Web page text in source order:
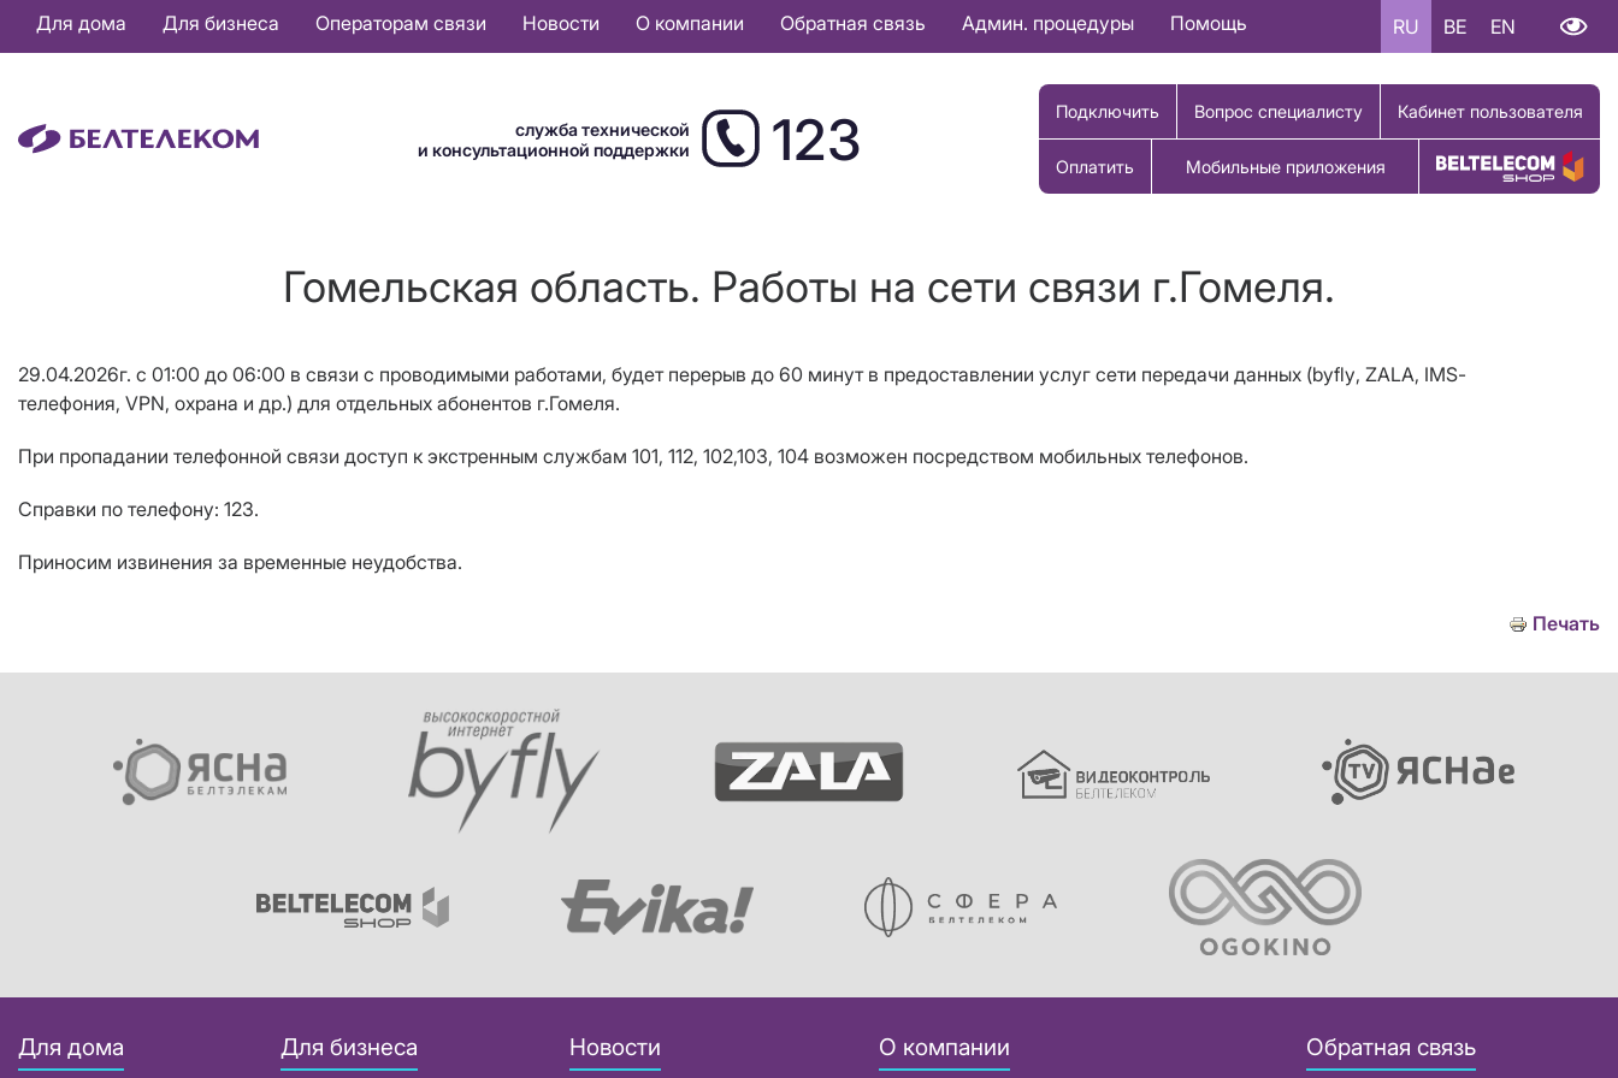
Основная
навигация
Для дома Для бизнеса Операторам связи Новости О компании Обратная связь Админ. процедуры Помощь RU BE EN
служба технической
и консультационной поддержки
123 Подключить Вопрос специалисту Кабинет пользователя
Оплатить Мобильные приложения Купить товар
Гомельская область. Работы на сети связи г.Гомеля.
29.04.2026г. с 01:00 до 06:00 в связи с проводимыми работами, будет перерыв до 60 минут в предоставлении услуг сети передачи данных (byfly, ZALA, IMS-
телефония, VPN, охрана и др.) для отдельных абонентов г.Гомеля.
При пропадании телефонной связи доступ к экстренным службам 101, 112, 102,103, 104 возможен посредством мобильных телефонов.
Справки по телефону: 123.
Приносим извинения за временные неудобства.
Печать
Для дома Для бизнеса Новости О компании Обратная связь